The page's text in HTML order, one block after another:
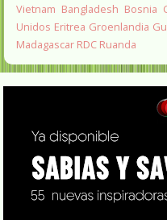
Vietnam Bangladesh Bosnia
Unidos Eritrea Groenlandia
Madagascar RDC Ruanda